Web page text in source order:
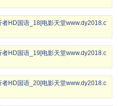
HD国语_18[电影天堂www.dy2018.c
HD国语_19[电影天堂www.dy2018.c
HD国语_20[电影天堂www.dy2018.c